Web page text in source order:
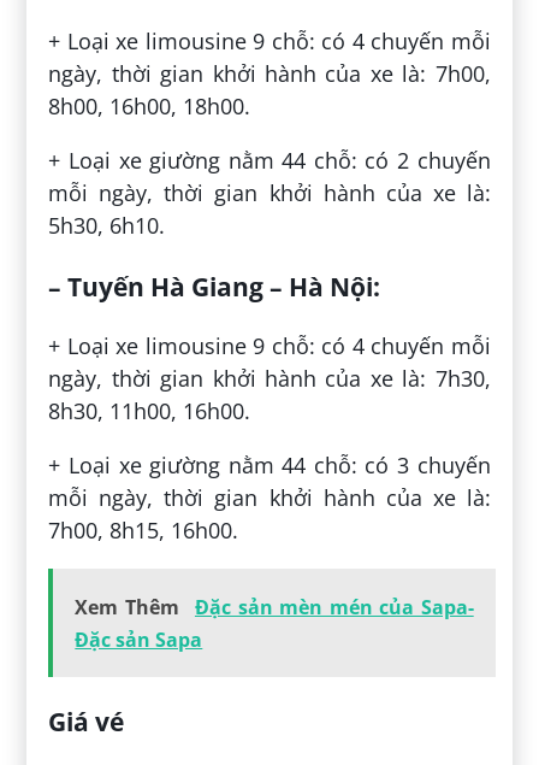
+ Loại xe limousine 9 chỗ: có 4 chuyến mỗi
ngày, thời gian khởi hành của xe là: 7h00,
8h00, 16h00, 18h00.
+ Loại xe giường nằm 44 chỗ: có 2 chuyến
mỗi ngày, thời gian khởi hành của xe là:
5h30, 6h10.
– Tuyến Hà Giang – Hà Nội:
+ Loại xe limousine 9 chỗ: có 4 chuyến mỗi
ngày, thời gian khởi hành của xe là: 7h30,
8h30, 11h00, 16h00.
+ Loại xe giường nằm 44 chỗ: có 3 chuyến
mỗi ngày, thời gian khởi hành của xe là:
7h00, 8h15, 16h00.
Xem Thêm
Đặc sản mèn mén của Sapa-
Đặc sản Sapa
Giá vé